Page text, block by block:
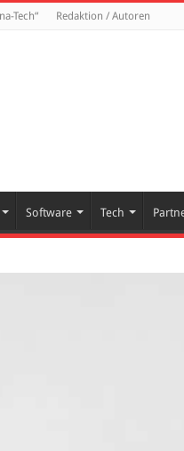
Tech“ Redaktion / Autoren
Software Tech